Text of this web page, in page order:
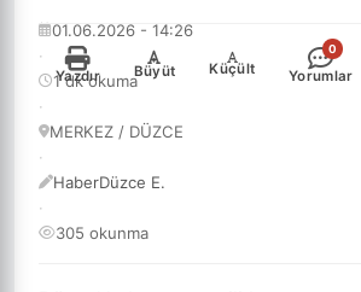
01.06.2026 - 14:26
·
1 dk okuma
·
MERKEZ / DÜZCE
·
HaberDüzce E.
·
305 okunma
Yazdır
+
Büyüt
-
Küçült
0
Yorumlar